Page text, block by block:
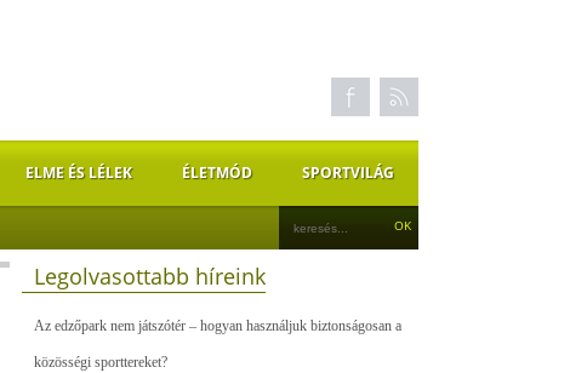
ELME ÉS LÉLEK ÉLETMÓD SPORTVILÁG
Legolvasottabb híreink
Az edzőpark nem játszótér – hogyan használjuk biztonságosan a
közösségi sporttereket?